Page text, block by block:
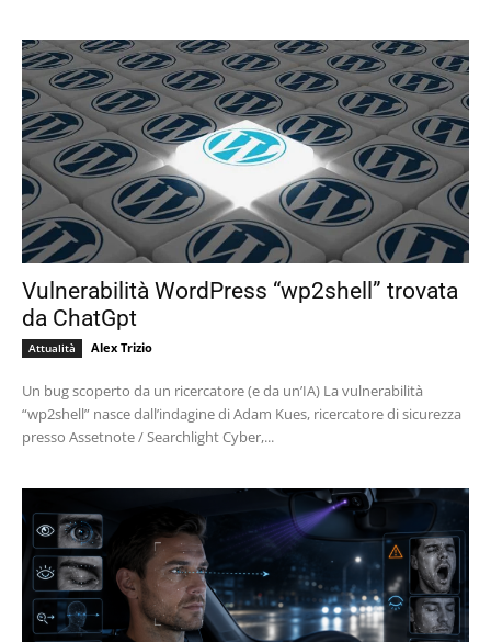
Vulnerabilità WordPress “wp2shell” trovata
da ChatGpt
Attualità Alex Trizio
Un bug scoperto da un ricercatore (e da un’IA) La vulnerabilità
“wp2shell” nasce dall’indagine di Adam Kues, ricercatore di sicurezza
presso Assetnote / Searchlight Cyber,...